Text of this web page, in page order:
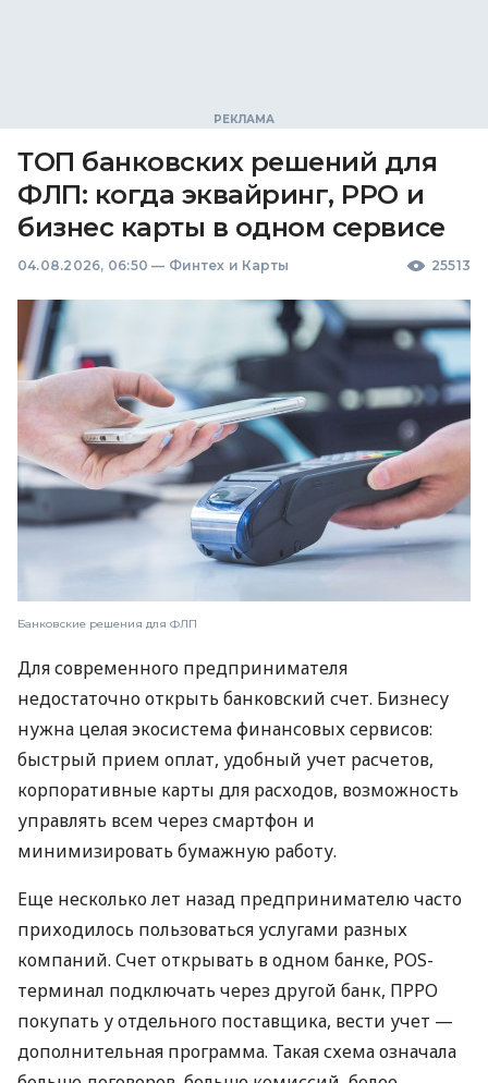
ТОП банковских решений для
ФЛП: когда эквайринг, РРО и
бизнес карты в одном сервисе
04.08.2026, 06:50 — Финтех и Карты 25513
Банковские решения для ФЛП
Для современного предпринимателя
недостаточно открыть банковский счет. Бизнесу
нужна целая экосистема финансовых сервисов:
быстрый прием оплат, удобный учет расчетов,
корпоративные карты для расходов, возможность
управлять всем через смартфон и
минимизировать бумажную работу.
Еще несколько лет назад предпринимателю часто
приходилось пользоваться услугами разных
компаний. Счет открывать в одном банке, POS-
терминал подключать через другой банк, ПРРО
покупать у отдельного поставщика, вести учет —
дополнительная программа. Такая схема означала